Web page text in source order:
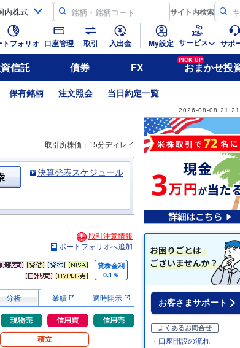
サイト内検索
トフォリオ 口座管理 取引 入出金 My設定 サービス サポ
信託 債券 FX
PICK UP
おまかせ投
保有銘柄 注文照会 当日約定一覧
2026-08-08
取引所株価：15分ディレイ
決算発表スケジュール
取引注意情報
ポートフォリオへ追加
貸株金利
0.1％
分析 業績 適時開示
現物売 信用買 信用売
積立
お客さまサポート
よくあるお問合せ
・口座開設の流れ